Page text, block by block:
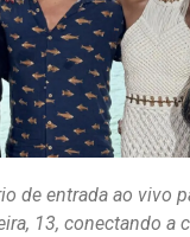
de entrada ao vivo
13, conectando a